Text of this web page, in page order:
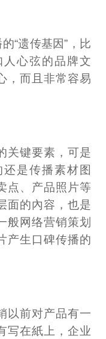
“遗传基因”，比
心弦的品牌文
，而且非常容易
关键要素，可是
是传播素材图
点、产品照片等
面的內容，也是
般网络营销策划
产生口碑传播的
以前对产品有一
写在紙上，企业